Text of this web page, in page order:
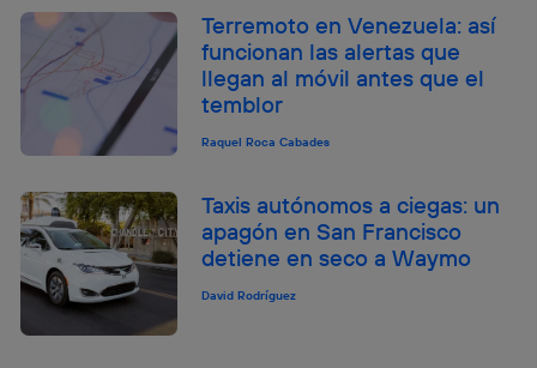
Terremoto en Venezuela: así
funcionan las alertas que
llegan al móvil antes que el
temblor
Raquel Roca Cabades
Taxis autónomos a ciegas: un
apagón en San Francisco
detiene en seco a Waymo
David Rodríguez